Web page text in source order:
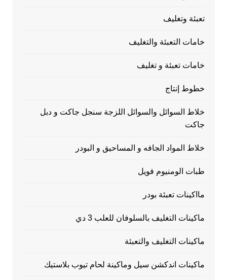
تعبئة وتغليف
خامات التعبئة والتغليف
خامات تعبئة و تغليف
خطوط إنتاج
خلاط السوائل والسوائل اللزجة سنجل جاكت و دبل
جاكت
خلاط المواد الجافه و المساحيق و البودر
طبات الومنيوم فويل
مااكينات تعبئة بودر
ماكينات التغليف بالسلوفان للعلب 3 دي
ماكينات التغليف والتعبئة
ماكينات اندكشن سيل وماكينة لحام تيوب بلاستيك